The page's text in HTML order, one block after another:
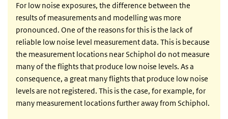
For low noise exposures, the difference between the
results of measurements and modelling was more
pronounced. One of the reasons for this is the lack of
reliable low noise level measurement data. This is because
the measurement locations near Schiphol do not measure
many of the flights that produce low noise levels. As a
consequence, a great many flights that produce low noise
levels are not registered. This is the case, for example, for
many measurement locations further away from Schiphol.